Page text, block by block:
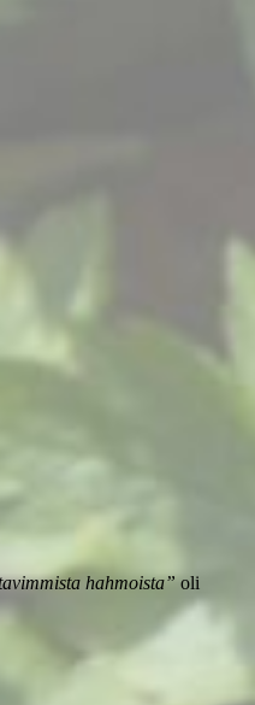
hahmoista”oli